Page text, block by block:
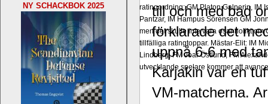
NY SCHACKBOK 2025
ratingordning: GM Platon Galperin, IM
Pantzar, IM Hampus Sörensen GM
men det skulle inte vara osannolikt om
tillfälliga ratingtoppar. Mästar-Elit: IM
Lindberg, FM Joar Östlund, FM
utvecklande spelare kommer att
till och med bad
förklarade det
uppnå 6-6 med
Karjakin var en
VM-matcherna.